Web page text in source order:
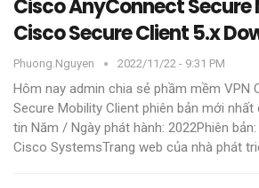
Cisco AnyConnect
Cisco Secure Client 5.x
Phuong.nguyen 2022/11/22 - 9:31 PM
Hôm nay admin chia sẻ phầm mềm VPN
Secure Mobility Client phiên bản mới nhất
tin Năm / Ngày phát hành: 2022Phiên
Cisco SystemsTrang web của nhà phát